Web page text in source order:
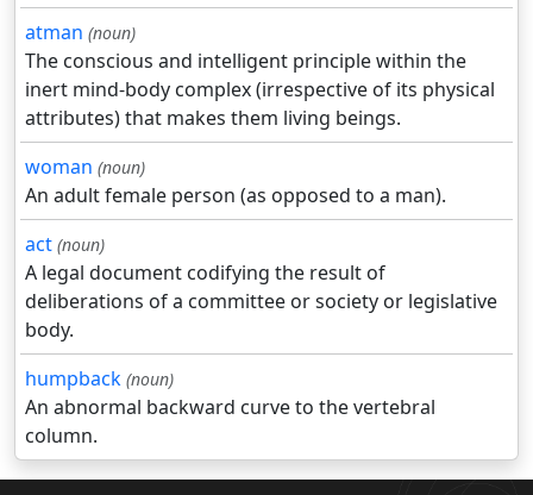
atman (noun)
The conscious and intelligent principle within the
inert mind-body complex (irrespective of its physical
attributes) that makes them living beings.
woman (noun)
An adult female person (as opposed to a man).
act (noun)
A legal document codifying the result of
deliberations of a committee or society or legislative
body.
humpback (noun)
An abnormal backward curve to the vertebral
column.